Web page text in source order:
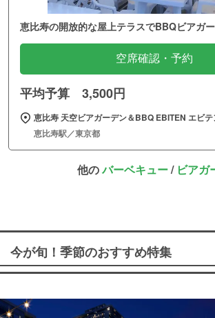
恵比寿の開放的な屋上テラスでBBQビアガー
空席確認・予約
平均予算 3,500円
恵比寿 天空ビアガーデン＆BBQ EBITEN エビ
恵比寿駅／東京都
他のバーベキュー/ ビアガ
今が旬！季節のおすすめ特集